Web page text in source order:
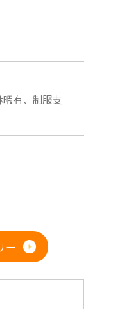
暇有、制服支
ー